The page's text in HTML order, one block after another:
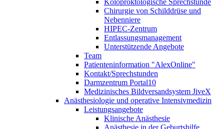
Koloproktologische Sprechstunde
Chirurgie von Schilddrüse und
Nebenniere
HIPEC-Zentrum
Entlassungsmanagement
Unterstützende Angebote
Team
Patienteninformation "AlexOnline"
Kontakt/Sprechstunden
Darmzentrum Portal10
Medizinisches Bildversandsystem JiveX
Anästhesiologie und operative Intensivmedizin
Leistungsangebote
Klinische Anästhesie
Anästhesie in der Geburtshilfe